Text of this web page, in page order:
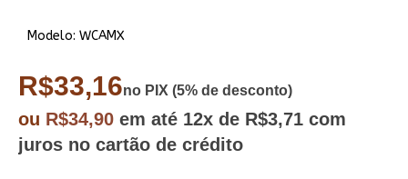
Modelo: WCAMX
R$33,16no PIX (5% de desconto)
ou R$34,90 em até 12x de R$3,71 com
juros no cartão de crédito